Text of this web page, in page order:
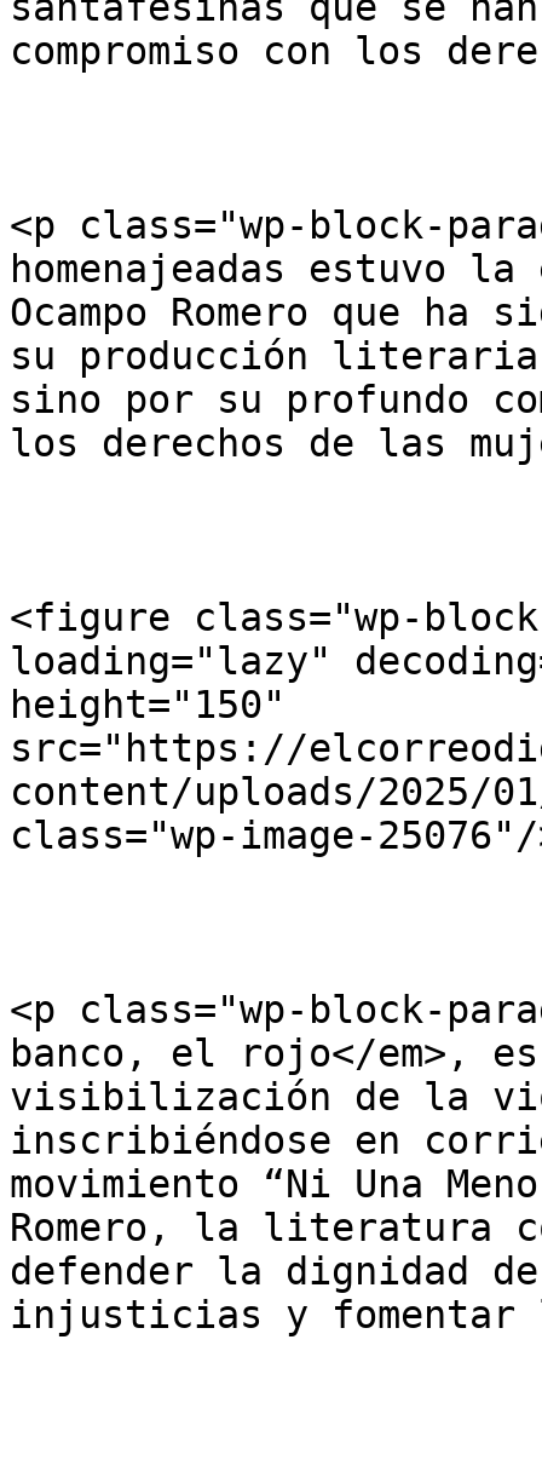
compromiso con los
<p class="wp-block-
homenajeadas estuvo
Ocampo Romero que
su producción
sino por su profundo
los derechos de las
<figure class="wp-
loading="lazy"
height="150"
src="https://
content/uploads/2025/
class="wp-image-
<p class="wp-block-
banco, el rojo</em>,
visibilización de la
inscribiéndose en
movimiento “Ni Una
Romero, la literatura
defender la dignidad
injusticias y fomentar